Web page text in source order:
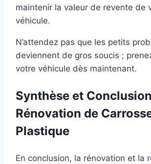
maintenir la valeur de revente de
véhicule.
N’attendez pas que les petits
deviennent de gros soucis ;
votre véhicule dès maintenant.
Synthèse et
Rénovation de
Plastique
En conclusion, la rénovation et la